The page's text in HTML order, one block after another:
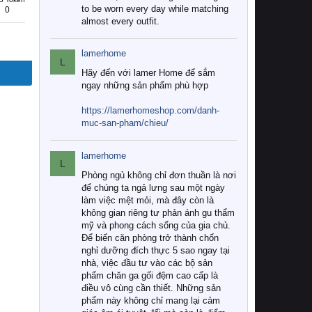
0
to be worn every day while matching
almost every outfit.
L
lamerhome
Hãy đến với lamer Home để sắm
ngay những sản phẩm phù hợp
https://lamerhomeshop.com/danh-
muc-san-pham/chieu/
L
lamerhome
Phòng ngủ không chỉ đơn thuần là nơi
để chúng ta ngả lưng sau một ngày
làm việc mệt mỏi, mà đây còn là
không gian riêng tư phản ánh gu thẩm
mỹ và phong cách sống của gia chủ.
Để biến căn phòng trở thành chốn
nghỉ dưỡng đích thực 5 sao ngay tại
nhà, việc đầu tư vào các bộ sản
phẩm chăn ga gối đệm cao cấp là
điều vô cùng cần thiết. Những sản
phẩm này không chỉ mang lại cảm